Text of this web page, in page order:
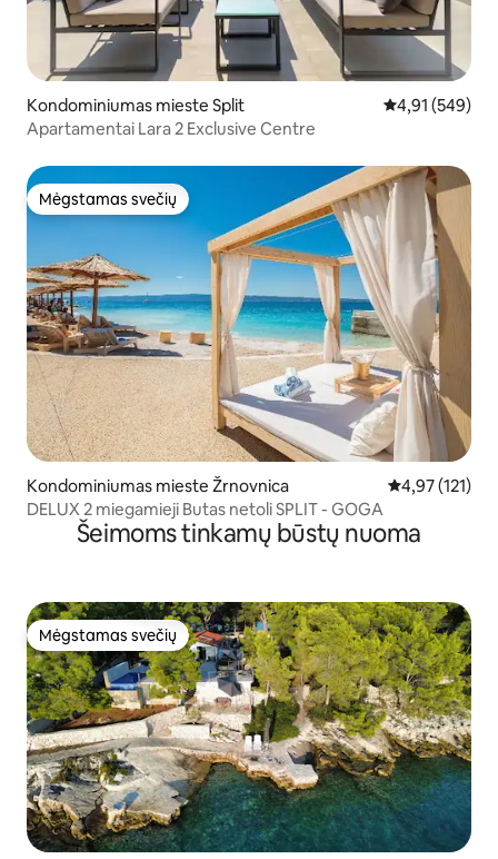
Kondominiumas mieste Split Vidutinis
4,91 (549)
Apartamentai Lara 2 Exclusive Centre
Mėgstamas svečių
Mėgstamas svečių
Kondominiumas mieste Žrnovnica Vidutinis
4,97 (121)
DELUX 2 miegamieji Butas netoli SPLIT - GOGA
Šeimoms tinkamų būstų nuoma
Mėgstamas svečių
Mėgstamas svečių